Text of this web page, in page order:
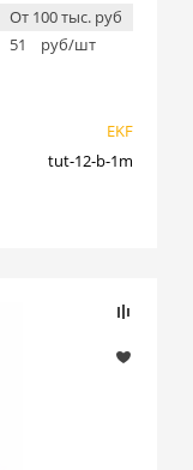
От 100 тыс. руб
51
руб/шт
EKF
tut-12-b-1m